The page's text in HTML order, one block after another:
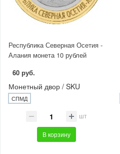
Республика Северная Осетия -
Алания монета 10 рублей
60 руб.
Монетный двор / SKU
СПМД
шт
В корзину